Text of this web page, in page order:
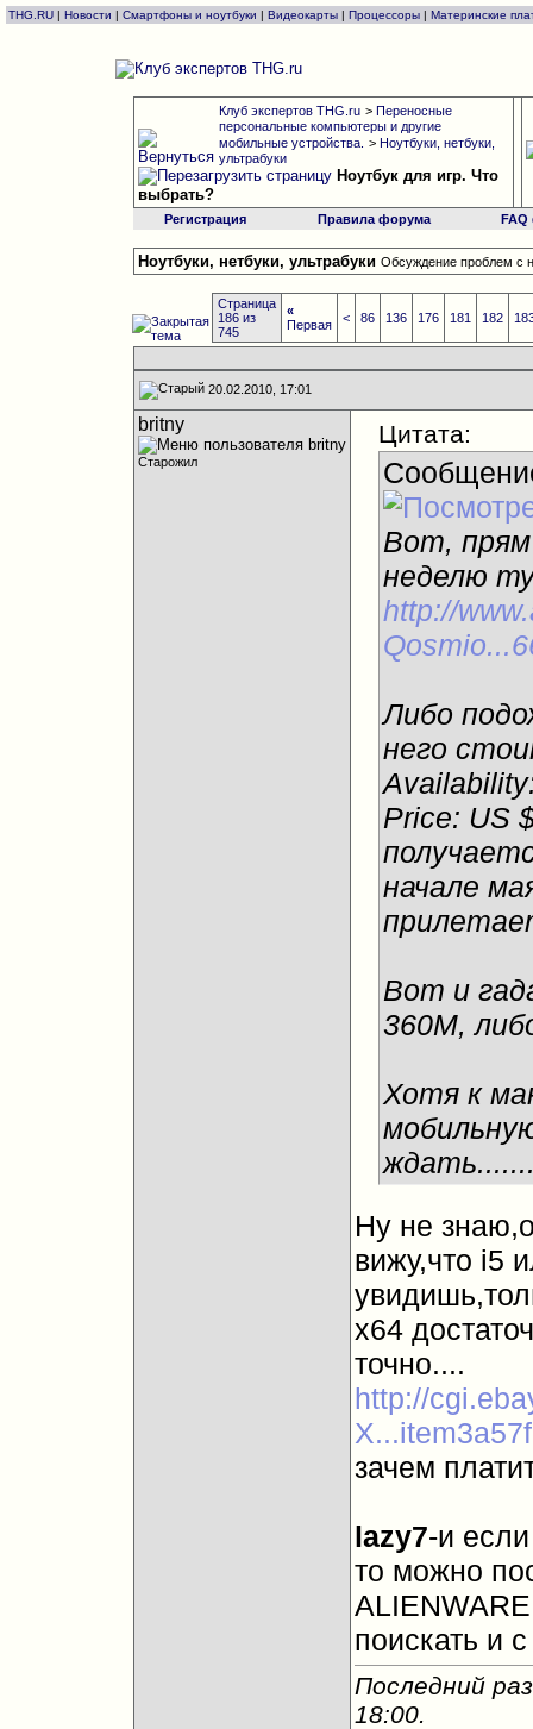
THG.RU | Новости | Смартфоны и ноутбуки | Видеокарты | Процессоры | Материнские
Клуб экспертов THG.ru > Переносные
персональные компьютеры и другие
мобильные устройства. > Ноутбуки, нетбуки,
ультрабуки
Ноутбук для игр. Что
выбрать?
Регистрация Правила форума
Ноутбуки, нетбуки, ультрабуки Обсуждение проблем с
Страница
186 из
745
«
Первая
< 86 136 176 181 182
20.02.2010, 17:01
britny
Старожил
Цитата:
Вот, прям
неделю
http://
Либо
него
Price: US
начале
Вот и
360М,
Хотя к
Ну не
вижу,что i5
х64
точно....
http://
зачем
lazy7-и
то можно
поискать и
Последний
18:00.